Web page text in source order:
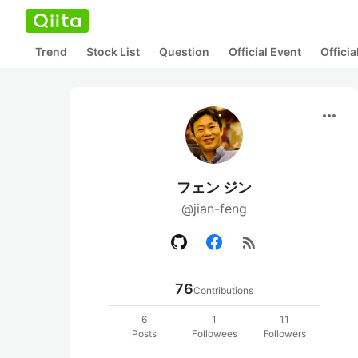
Trend Stock List Question Official Event
more_horiz
フェン ジン
@jian-feng
rss_feed
76Contributions
6
Posts
1
Followees
11
Followers